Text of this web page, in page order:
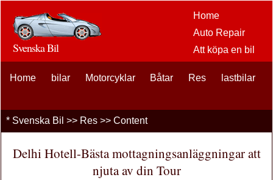
Home
Auto Repair
Att köpa en bil
eftermarknaden
Finansiering
Svenska Bil
Home bilar Motorcyklar Båtar Res lastbilar
* Svenska Bil >> Res >> Content
Delhi Hotell-Bästa mottagningsanläggningar att
njuta av din Tour